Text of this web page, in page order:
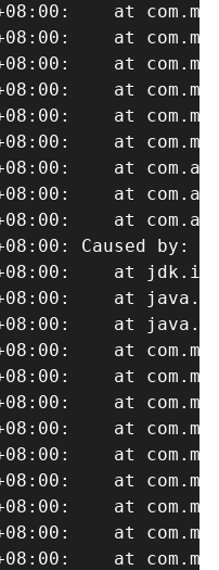
2023-07-12
2023-07-12
2023-07-12
2023-07-12
2023-07-12
2023-07-12
2023-07-12
2023-07-12
2023-07-12
Caused by:
2023-07-12
2023-07-12
2023-07-12
2023-07-12
2023-07-12
2023-07-12
2023-07-12
2023-07-12
2023-07-12
2023-07-12
2023-07-12
2023-07-12